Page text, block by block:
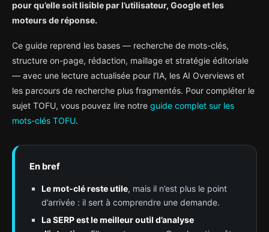
pour qu’elle soit lisible par l’utilisateur, Google et les
moteurs de réponse.
Ce guide reprend les bases — recherche de mots-clés,
structure on-page, rédaction, maillage et stratégie éditoriale
— avec une lecture actualisée pour l’IA, les AI Overviews et
les parcours de recherche plus fragmentés. Pour compléter le
sujet TOFU, vous pouvez lire notre guide complet sur les
mots-clés TOFU.
En bref
Le mot-clé reste utile, mais il n’est plus le point
d’arrivée : il sert à comprendre une demande.
La SERP est le meilleur outil d’analyse